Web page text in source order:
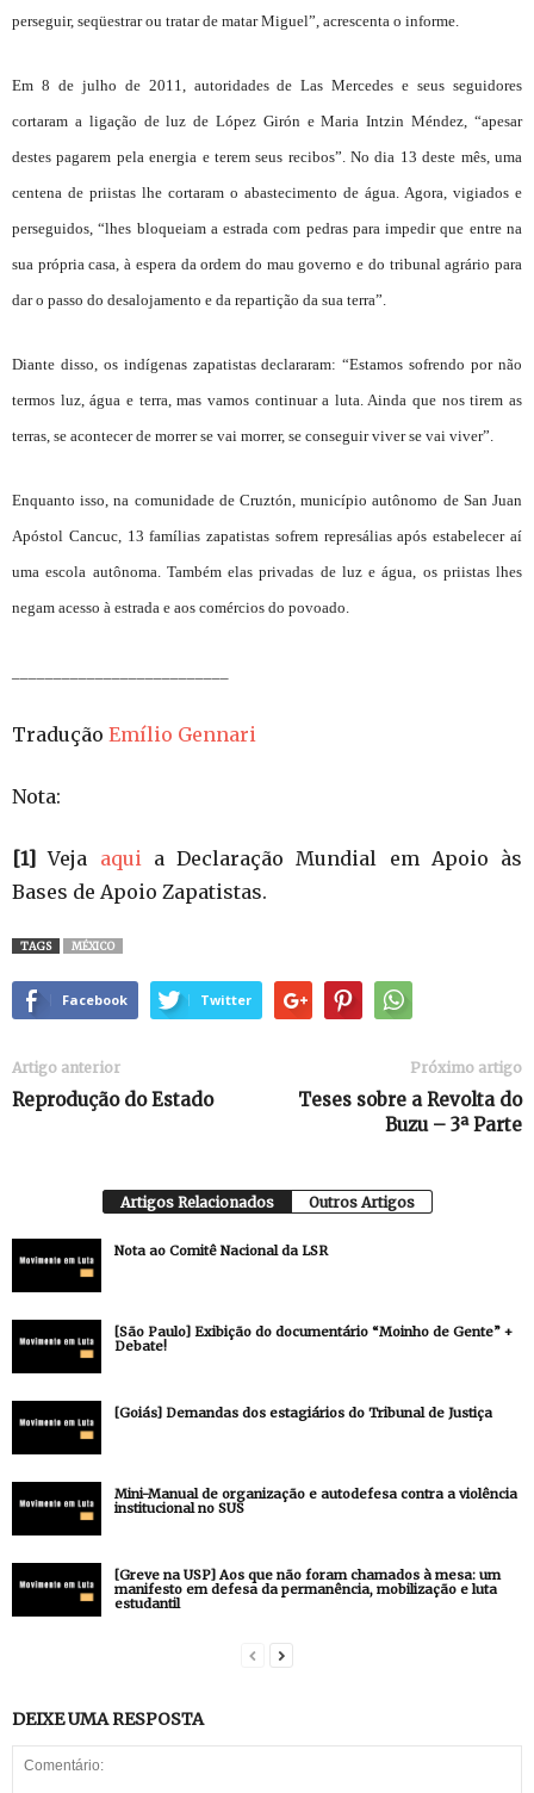
perseguir, seqüestrar ou tratar de matar Miguel”, acrescenta o informe.
Em 8 de julho de 2011, autoridades de Las Mercedes e seus seguidores
cortaram a ligação de luz de López Girón e Maria Intzin Méndez, “apesar
destes pagarem pela energia e terem seus recibos”. No dia 13 deste mês, uma
centena de priistas lhe cortaram o abastecimento de água. Agora, vigiados e
perseguidos, “lhes bloqueiam a estrada com pedras para impedir que entre na
sua própria casa, à espera da ordem do mau governo e do tribunal agrário para
dar o passo do desalojamento e da repartição da sua terra”.
Diante disso, os indígenas zapatistas declararam: “Estamos sofrendo por não
termos luz, água e terra, mas vamos continuar a luta. Ainda que nos tirem as
terras, se acontecer de morrer se vai morrer, se conseguir viver se vai viver”.
Enquanto isso, na comunidade de Cruztón, município autônomo de San Juan
Apóstol Cancuc, 13 famílias zapatistas sofrem represálias após estabelecer aí
uma escola autônoma. Também elas privadas de luz e água, os priistas lhes
negam acesso à estrada e aos comércios do povoado.
Tradução Emílio Gennari
Nota:
[1] Veja aquia Declaração Mundial em Apoio às
Bases de Apoio Zapatistas.
TAGS MÉXICO
Facebook Twitter
Artigo anterior
Reprodução do Estado
Próximo artigo
Teses sobre a Revolta do
Buzu – 3ª Parte
Artigos Relacionados Outros Artigos
Nota ao Comitê Nacional da LSR
[São Paulo] Exibição do documentário “Moinho de Gente” +
Debate!
[Goiás] Demandas dos estagiários do Tribunal de Justiça
Mini-Manual de organização e autodefesa contra a violência
institucional no SUS
[Greve na USP] Aos que não foram chamados à mesa: um
manifesto em defesa da permanência, mobilização e luta
estudantil
DEIXE UMA RESPOSTA